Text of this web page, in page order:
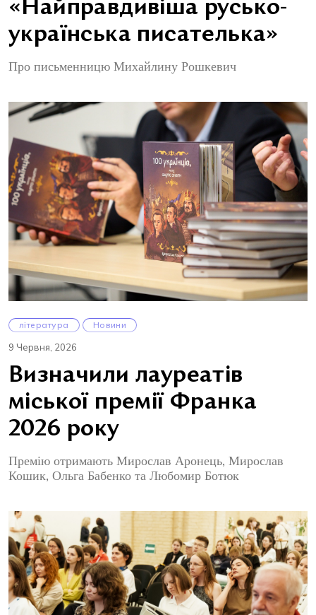
«Найправдивіша русько-
українська писателька»
Про письменницю Михайлину Рошкевич
література Новини
9 Червня, 2026
Визначили лауреатів
міської премії Франка
2026 року
Премію отримають Мирослав Аронець, Мирослав
Кошик, Ольга Бабенко та Любомир Ботюк